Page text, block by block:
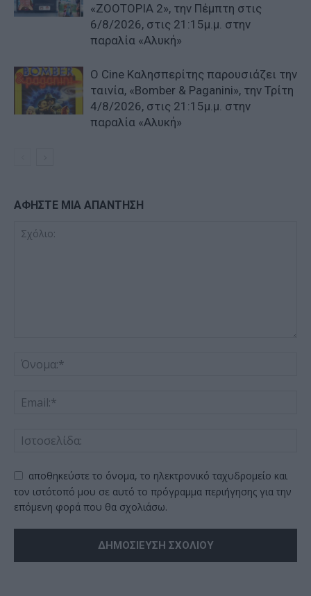
«ZOOTOPIA 2», την Πέμπτη στις
6/8/2026, στις 21:15μ.μ. στην
παραλία «Αλυκή»
Ο Cine Καλησπερίτης παρουσιάζει την
ταινία, «Bomber & Paganini», την Τρίτη
4/8/2026, στις 21:15μ.μ. στην
παραλία «Αλυκή»
ΑΦΗΣΤΕ ΜΙΑ ΑΠΑΝΤΗΣΗ
αποθηκεύστε το όνομα, το ηλεκτρονικό ταχυδρομείο και
τον ιστότοπό μου σε αυτό το πρόγραμμα περιήγησης για την
επόμενη φορά που θα σχολιάσω.